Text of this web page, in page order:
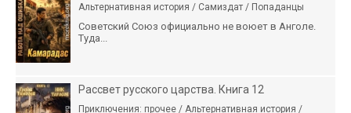
Альтернативная история / Самиздат / Попаданцы
Советский Союз официально не воюет в Анголе.
Туда...
Рассвет русского царства. Книга 12
Приключения: прочее / Альтернативная история /